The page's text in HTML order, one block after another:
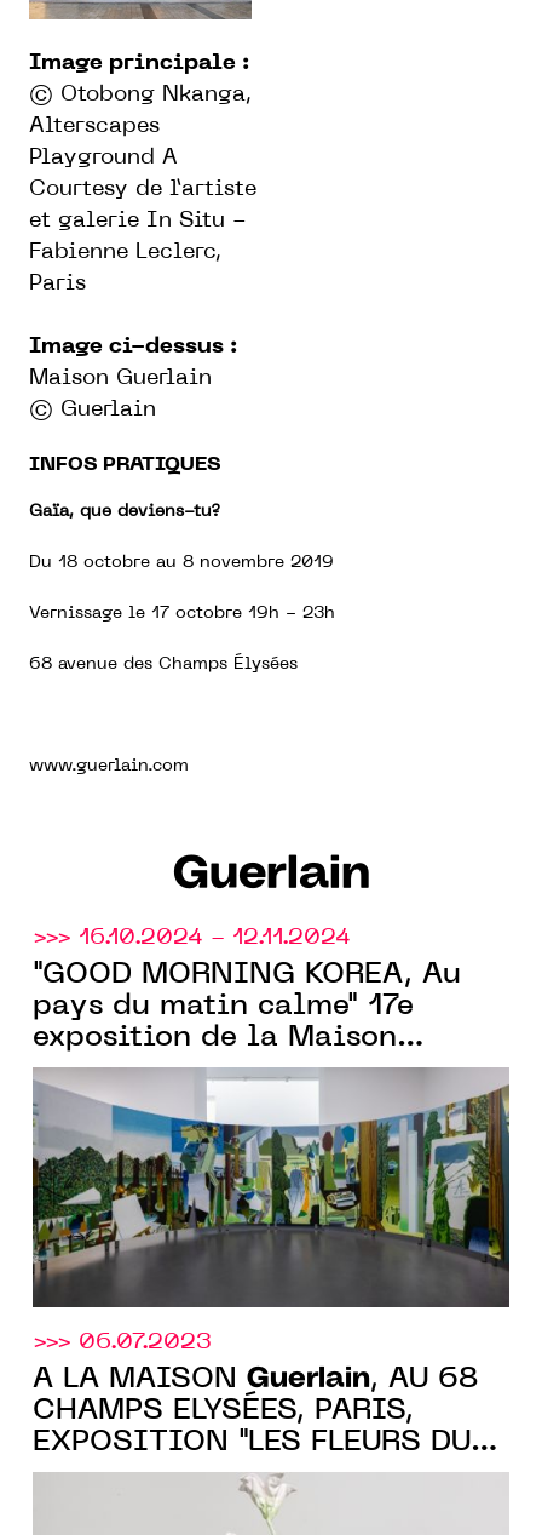
Image principale :
© Otobong Nkanga,
Alterscapes
Playground A
Courtesy de l’artiste
et galerie In Situ -
Fabienne Leclerc,
Paris
Image ci-dessus :
Maison Guerlain
© Guerlain
INFOS PRATIQUES
Gaïa, que deviens-tu?
Du 18 octobre au 8 novembre 2019
Vernissage le 17 octobre 19h - 23h
68 avenue des Champs Élysées
www.guerlain.com
Guerlain
>>> 16.10.2024 - 12.11.2024
"GOOD MORNING KOREA, Au
pays du matin calme" 17e
exposition de la Maison
Guerlain, partenaire hôte d’Art
Basel Paris
>>> 06.07.2023
À LA MAISON Guerlain, AU 68
CHAMPS ELYSÉES, PARIS,
EXPOSITION "LES FLEURS DU
MAL", DU 18 OCT. AU 13 NOV.